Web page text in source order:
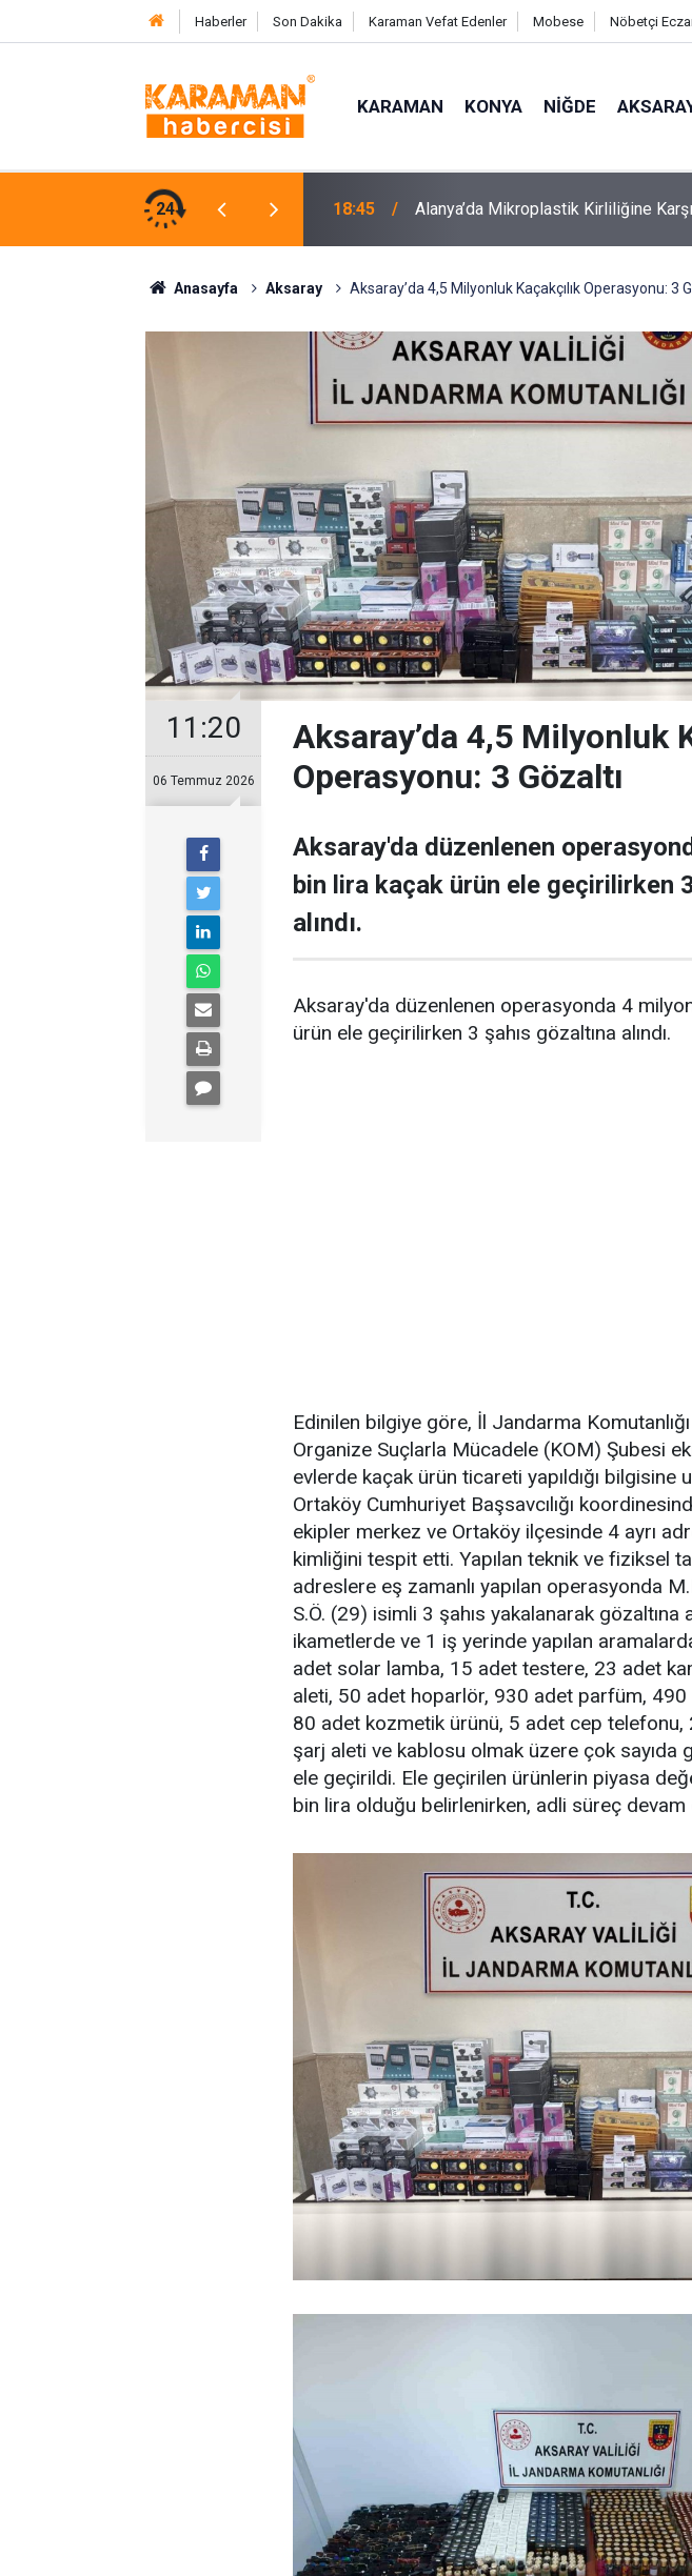
Haberler Son Dakika Karaman Vefat Edenler Mobese Nöbetçi
KARAMAN KONYA NIĞDE
24
Mücadelenin Startı Verildi 17:58 Pasajda Ölü Bulunan Eyüp Can
Anasayfa Aksaray Aksaray’da 4,5 Milyonluk Kaçakçılık Operasyonu: 3
11:20
06 Temmuz 2026
Aksaray’da 4,5 Milyonluk
Operasyonu: 3 Gözaltı
Aksaray'da düzenlenen
bin lira kaçak ürün ele geçirilirken
alındı.
Aksaray'da düzenlenen operasyonda 4
ürün ele geçirilirken 3 şahıs gözaltına alındı.
Edinilen bilgiye göre, İl Jandarma Komutanlığı
Organize Suçlarla Mücadele (KOM) Şubesi
evlerde kaçak ürün ticareti yapıldığı bilgisine
Ortaköy Cumhuriyet Başsavcılığı
ekipler merkez ve Ortaköy ilçesinde 4 ayrı
kimliğini tespit etti. Yapılan teknik ve fiziksel
adreslere eş zamanlı yapılan operasyonda
S.Ö. (29) isimli 3 şahıs yakalanarak gözaltına
ikametlerde ve 1 iş yerinde yapılan
adet solar lamba, 15 adet testere, 23 adet
aleti, 50 adet hoparlör, 930 adet parfüm,
80 adet kozmetik ürünü, 5 adet cep
şarj aleti ve kablosu olmak üzere çok sayıda
ele geçirildi. Ele geçirilen ürünlerin piyasa
bin lira olduğu belirlenirken, adli süreç devam